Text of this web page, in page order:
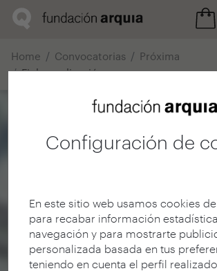
Configuración de
En este sitio web usamos cookies
para recabar información
navegación y para mostrarte
personalizada basada en tus
teniendo en cuenta el perfil
Home Convocatorias
Próxima
Ficha realización